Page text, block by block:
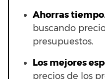
Ahorras t
buscando
presupuestos.
Los mejores
precios de los